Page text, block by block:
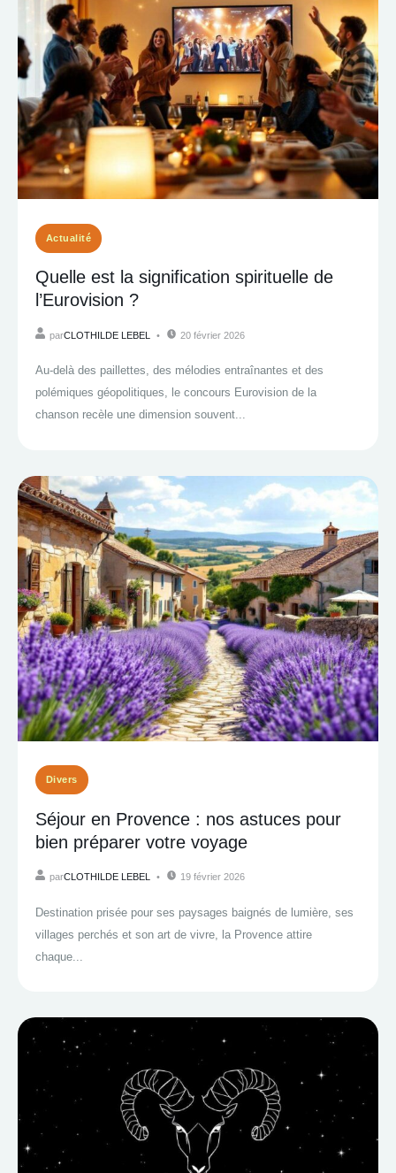
Actualité
Quelle est la signification spirituelle de
l’Eurovision ?
parCLOTHILDE LEBEL 20 février 2026
Au-delà des paillettes, des mélodies entraînantes et des
polémiques géopolitiques, le concours Eurovision de la
chanson recèle une dimension souvent...
Divers
Séjour en Provence : nos astuces pour
bien préparer votre voyage
parCLOTHILDE LEBEL 19 février 2026
Destination prisée pour ses paysages baignés de lumière, ses
villages perchés et son art de vivre, la Provence attire
chaque...